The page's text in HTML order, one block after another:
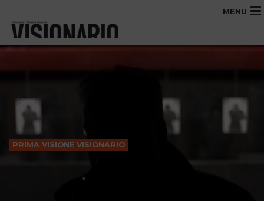
MENU
PRIMA VISIONE VISIONARIO